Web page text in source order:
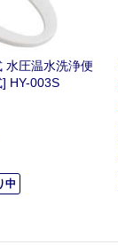
水圧温水洗浄便
HY-003S
中